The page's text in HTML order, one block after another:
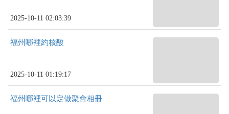
2025-10-11 02:03:39
福州哪裡約核酸
2025-10-11 01:19:17
福州哪裡可以定做聚會相冊